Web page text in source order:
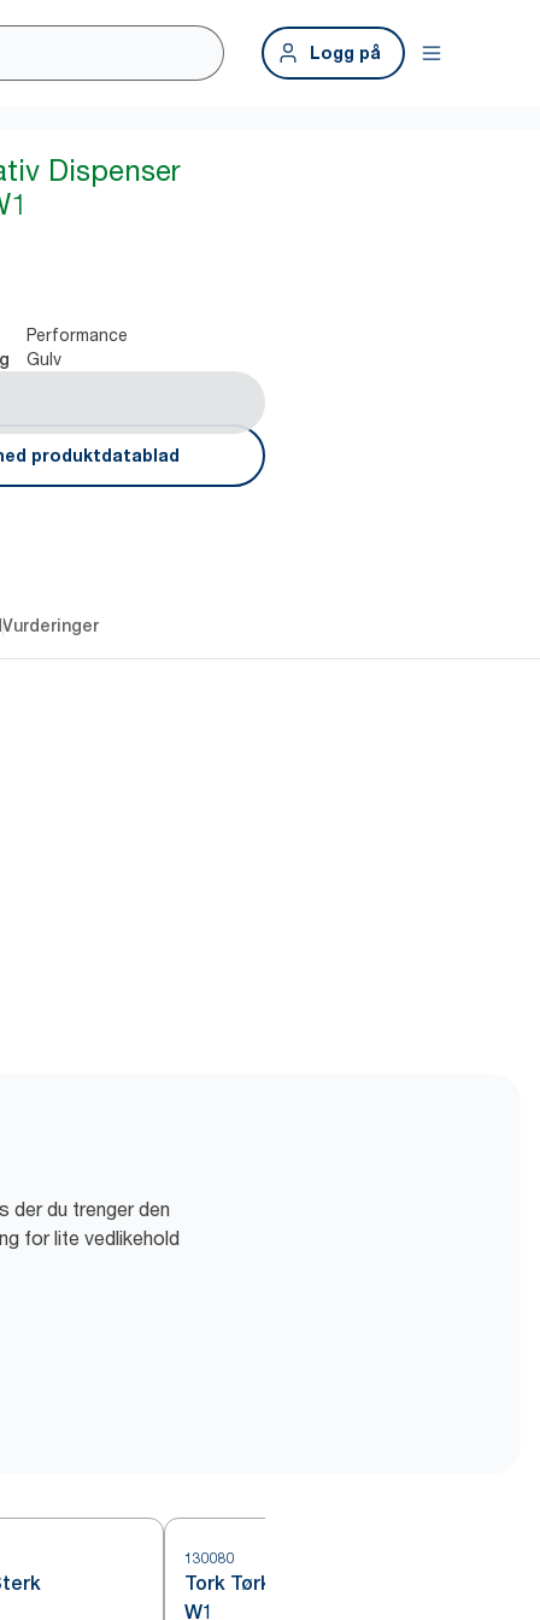
Logg på
Dispenser
Performance
Gulv
produktdatablad
Vurderinger
der du trenger den
for lite vedlikehold
130080
Tork Tørkepapir Ekstra Sterk Blå
W1